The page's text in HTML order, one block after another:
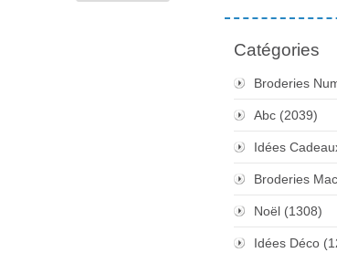
Catégories
Broderies
Abc (2039)
Idées
Broderies
Noël (1308)
Idées Déco